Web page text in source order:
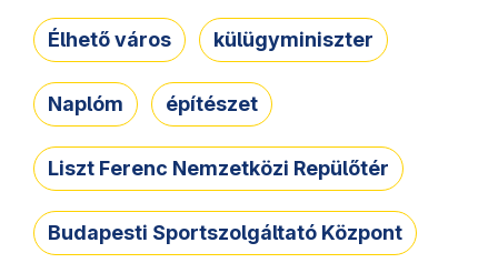
Élhető város külügyminiszter
Naplóm építészet
Liszt Ferenc Nemzetközi Repülőtér
Budapesti Sportszolgáltató Központ